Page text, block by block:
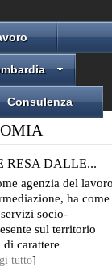
Consulenza
RESA DALLE...
agenzia del
ha come
socio-
sul territorio
carattere
tutto]